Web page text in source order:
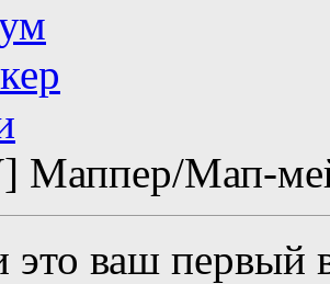
Маппер/Мап-
это ваш первый